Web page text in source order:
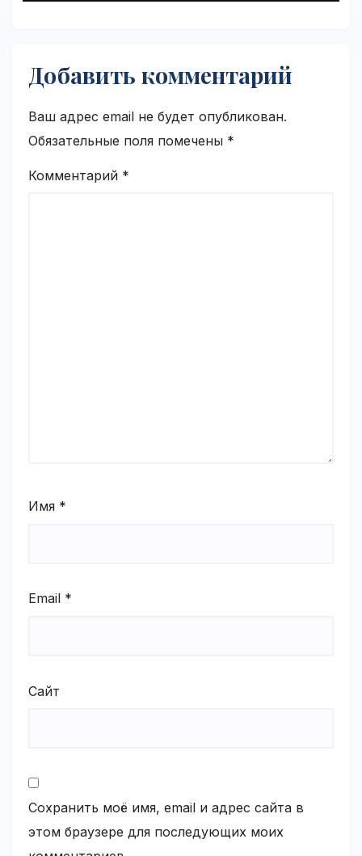
Добавить комментарий
Ваш адрес email не будет опубликован.
Обязательные поля помечены *
Комментарий *
Имя *
Email *
Сайт
Сохранить моё имя, email и адрес сайта в
этом браузере для последующих моих